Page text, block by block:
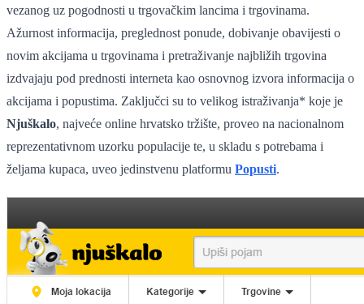
vezanog uz pogodnosti u trgovačkim lancima i trgovinama.
Ažurnost informacija, preglednost ponude, dobivanje obavijesti o
novim akcijama u trgovinama i pretraživanje najbližih trgovina
izdvajaju pod prednosti interneta kao osnovnog izvora informacija o
akcijama i popustima. Zaključci su to velikog istraživanja* koje je
Njuškalo, najveće online hrvatsko tržište, proveo na nacionalnom
reprezentativnom uzorku populacije te, u skladu s potrebama i
željama kupaca, uveo jedinstvenu platformu Popusti.